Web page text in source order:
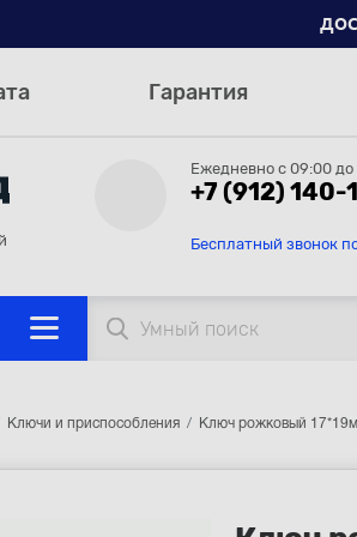
Гарантия
Ежедневно с 09:00 до
+7 (912)
Бесплатный звонок
Ключи и приспособления Ключ рожковый